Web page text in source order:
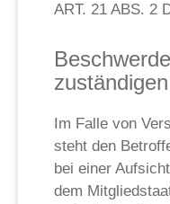
ART. 21 ABS. 2
Im Falle von
steht den
bei einer
dem